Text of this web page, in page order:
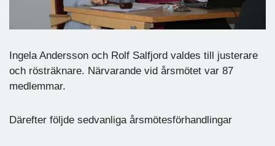
Ingela Andersson och Rolf Salfjord valdes till justerare
och rösträknare. Närvarande vid årsmötet var 87
medlemmar.
Därefter följde sedvanliga årsmötesförhandlingar